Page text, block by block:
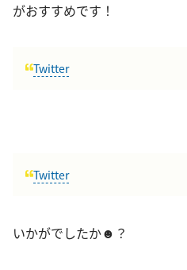
がおすすめです！
Twitter
Twitter
いかがでしたか☻？